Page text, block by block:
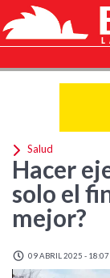
Salud
Hacer
solo el
mejor?
09 ABRIL 2025 - 18:07